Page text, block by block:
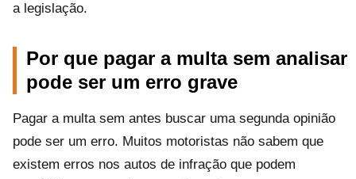
a legislação.
Por que pagar a multa sem analisar
pode ser um erro grave
Pagar a multa sem antes buscar uma segunda opinião
pode ser um erro. Muitos motoristas não sabem que
existem erros nos autos de infração que podem